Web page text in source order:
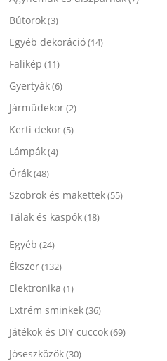
Bútorok(3)
Egyéb dekoráció(14)
Falikép (11)
Gyertyák(6)
Járműdekor(2)
Kerti dekor(5)
Lámpák(4)
Órák(48)
Szobrok és makettek(55)
Tálak és kaspók(18)
Egyéb (24)
Ékszer(132)
Elektronika (1)
Extrém sminkek(36)
Játékok és DIY cuccok(69)
Jóseszközök(30)